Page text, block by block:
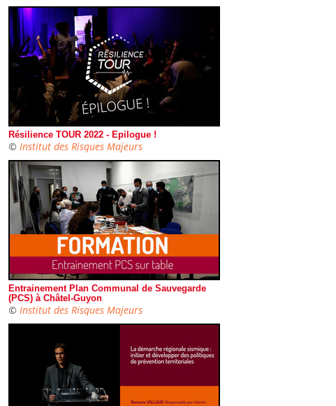
Résilience TOUR 2022 - Epilogue !
© Institut des Risques Majeurs
Entrainement Plan Communal de Sauvegarde
(PCS) à Châtel-Guyon
© Institut des Risques Majeurs